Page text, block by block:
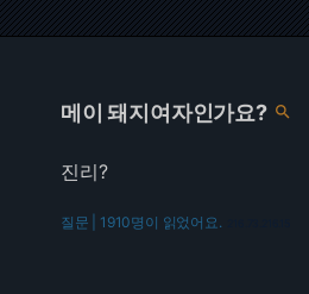
메이 돼지여자인가요? 
진리?
질문 | 1910명이 읽었어요.